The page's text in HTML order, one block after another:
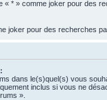
* » comme joker pour des
joker pour des recherches
dans le(s)quel(s) vous
inclus si vous ne
».